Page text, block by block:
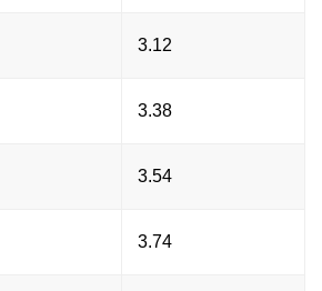
3.12
3.38
3.54
3.74